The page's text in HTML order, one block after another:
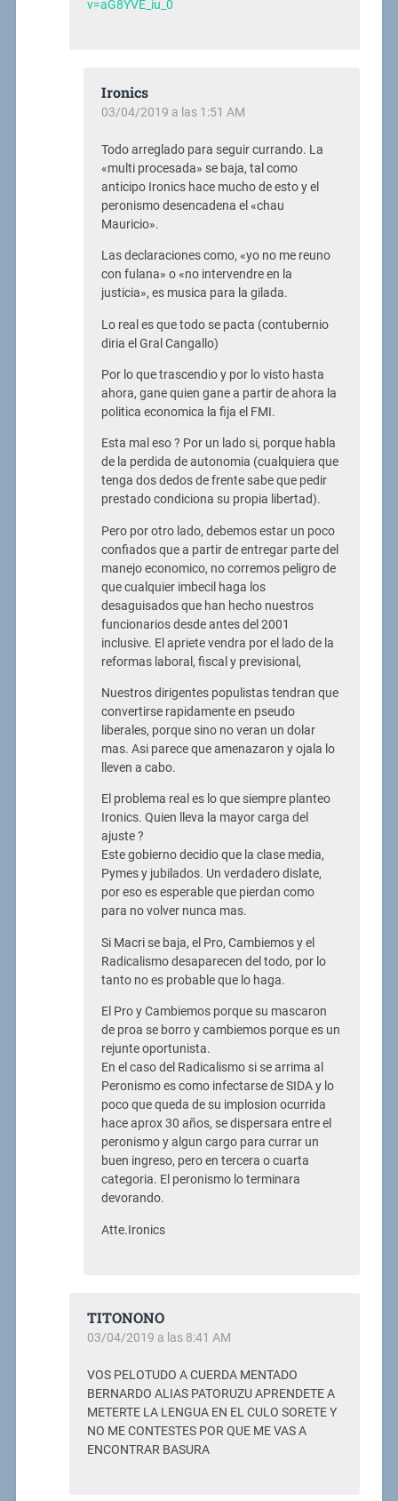
v=aG8YVE_iu_0
Ironics
03/04/2019 a las 1:51 AM
Todo arreglado para seguir currando. La
«multi procesada» se baja, tal como
anticipo Ironics hace mucho de esto y el
peronismo desencadena el «chau
Mauricio».
Las declaraciones como, «yo no me reuno
con fulana» o «no intervendre en la
justicia», es musica para la gilada.
Lo real es que todo se pacta (contubernio
diria el Gral Cangallo)
Por lo que trascendio y por lo visto hasta
ahora, gane quien gane a partir de ahora la
politica economica la fija el FMI.
Esta mal eso ? Por un lado si, porque habla
de la perdida de autonomia (cualquiera que
tenga dos dedos de frente sabe que pedir
prestado condiciona su propia libertad).
Pero por otro lado, debemos estar un poco
confiados que a partir de entregar parte del
manejo economico, no corremos peligro de
que cualquier imbecil haga los
desaguisados que han hecho nuestros
funcionarios desde antes del 2001
inclusive. El apriete vendra por el lado de la
reformas laboral, fiscal y previsional,
Nuestros dirigentes populistas tendran que
convertirse rapidamente en pseudo
liberales, porque sino no veran un dolar
mas. Asi parece que amenazaron y ojala lo
lleven a cabo.
El problema real es lo que siempre planteo
Ironics. Quien lleva la mayor carga del
ajuste ?
Este gobierno decidio que la clase media,
Pymes y jubilados. Un verdadero dislate,
por eso es esperable que pierdan como
para no volver nunca mas.
Si Macri se baja, el Pro, Cambiemos y el
Radicalismo desaparecen del todo, por lo
tanto no es probable que lo haga.
El Pro y Cambiemos porque su mascaron
de proa se borro y cambiemos porque es un
rejunte oportunista.
En el caso del Radicalismo si se arrima al
Peronismo es como infectarse de SIDA y lo
poco que queda de su implosion ocurrida
hace aprox 30 años, se dispersara entre el
peronismo y algun cargo para currar un
buen ingreso, pero en tercera o cuarta
categoria. El peronismo lo terminara
devorando.
Atte.Ironics
TITONONO
03/04/2019 a las 8:41 AM
VOS PELOTUDO A CUERDA MENTADO
BERNARDO ALIAS PATORUZU APRENDETE A
METERTE LA LENGUA EN EL CULO SORETE Y
NO ME CONTESTES POR QUE ME VAS A
ENCONTRAR BASURA